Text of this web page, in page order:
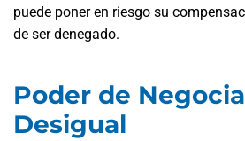
puede poner en riesgo su
de ser denegado.
Poder de
Desigual